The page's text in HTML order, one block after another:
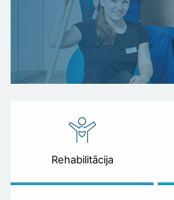
Rehabilitācija